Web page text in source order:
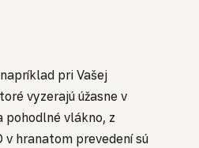
pri Vašej
vyzerajú úžasne v
vlákno, z
hranatom prevedení sú